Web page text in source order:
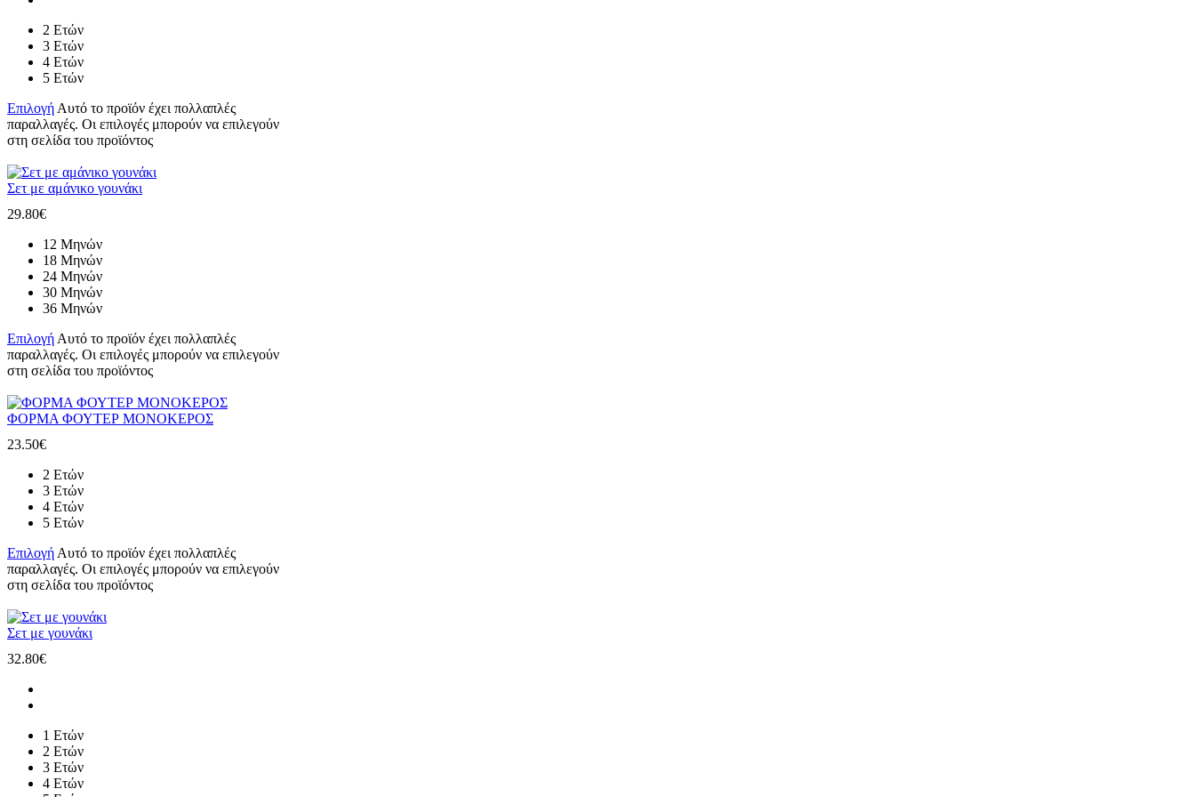
2 Ετών
3 Ετών
4 Ετών
5 Ετών
Επιλογή Αυτό το προϊόν έχει πολλαπλές
παραλλαγές. Οι επιλογές μπορούν να επιλεγούν
στη σελίδα του προϊόντος
Σετ με αμάνικο γουνάκι
29.80€
12 Μηνών
18 Μηνών
24 Μηνών
30 Μηνών
36 Μηνών
Επιλογή Αυτό το προϊόν έχει πολλαπλές
παραλλαγές. Οι επιλογές μπορούν να επιλεγούν
στη σελίδα του προϊόντος
ΦΟΡΜΑ ΦΟΥΤΕΡ ΜΟΝΟΚΕΡΟΣ
23.50€
2 Ετών
3 Ετών
4 Ετών
5 Ετών
Επιλογή Αυτό το προϊόν έχει πολλαπλές
παραλλαγές. Οι επιλογές μπορούν να επιλεγούν
στη σελίδα του προϊόντος
Σετ με γουνάκι
32.80€
1 Ετών
2 Ετών
3 Ετών
4 Ετών